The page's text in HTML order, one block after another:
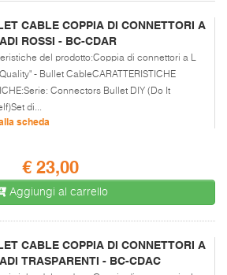
CABLE COPPIA DI CONNETTORI A
ROSSI - BC-CDAR
del prodotto:Coppia di connettori a L
- Bullet CableCARATTERISTICHE
Connectors Bullet DIY (Do It
di...
scheda
€ 23,00
Aggiungi al carrello
CABLE COPPIA DI CONNETTORI A
TRASPARENTI - BC-CDAC